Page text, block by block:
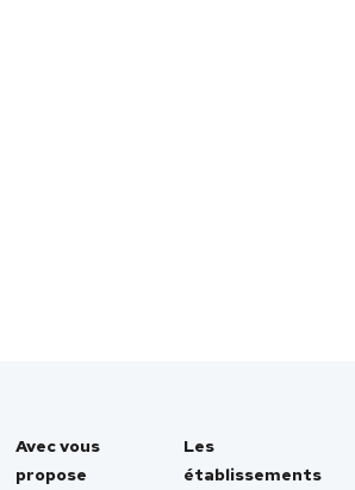
Avec vous
propose
Les
établissements